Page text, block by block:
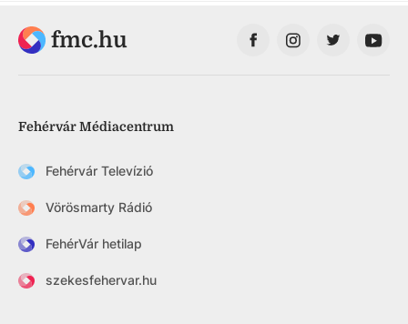
fmc.hu
Fehérvár Médiacentrum
Fehérvár Televízió
Vörösmarty Rádió
FehérVár hetilap
szekesfehervar.hu